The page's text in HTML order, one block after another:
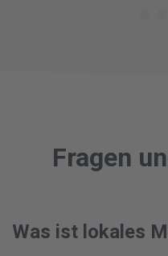
Fragen
Was ist lokales